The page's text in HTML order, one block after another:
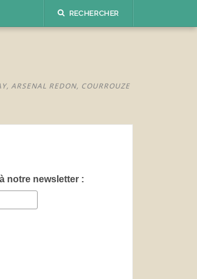
RECHERCHER
ARSENAL REDON, COURROUZE
notre newsletter :